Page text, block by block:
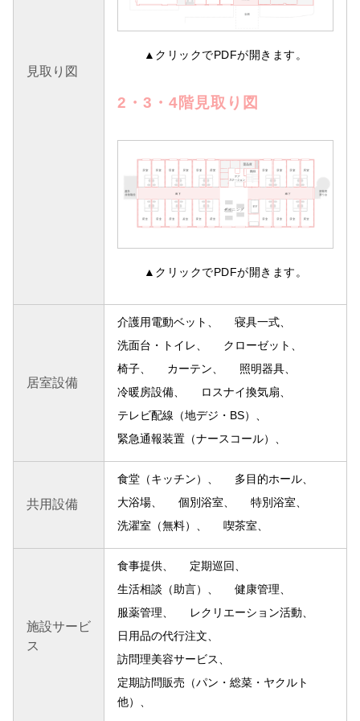
見取り図
▲クリックでPDFが開きます。
2・3・4階見取り図
▲クリックでPDFが開きます。
居室設備
介護用電動ベット
寝具一式
洗面台・トイレ
クローゼット
椅子
カーテン
照明器具
冷暖房設備
ロスナイ換気扇
テレビ配線（地デジ・BS）
緊急通報装置（ナースコール）
共用設備
食堂（キッチン）
多目的ホール
大浴場
個別浴室
特別浴室
洗濯室（無料）
喫茶室
施設サービ
ス
食事提供
定期巡回
生活相談（助言）
健康管理
服薬管理
レクリエーション活動
日用品の代行注文
訪問理美容サービス
定期訪問販売（パン・総菜・ヤクルト
他）